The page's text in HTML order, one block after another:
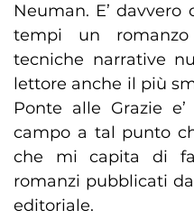
Neuman. E’
tempi un
tecniche narrative
lettore anche il più
Ponte alle Grazie
campo a tal punto
che mi capita di
romanzi pubblicati
editoriale.